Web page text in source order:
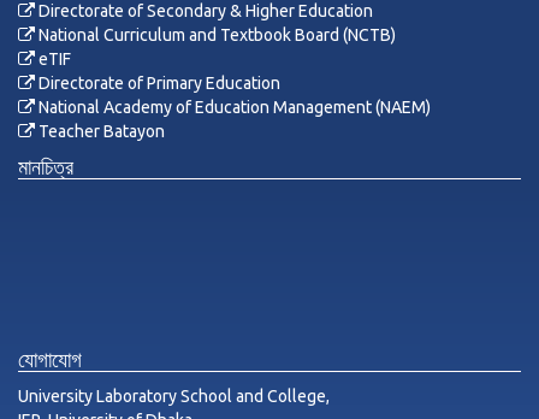
Directorate of Secondary & Higher Education
National Curriculum and Textbook Board (NCTB)
eTIF
Directorate of Primary Education
National Academy of Education Management (NAEM)
Teacher Batayon
মানচিত্র
যোগাযোগ
University Laboratory School and College,